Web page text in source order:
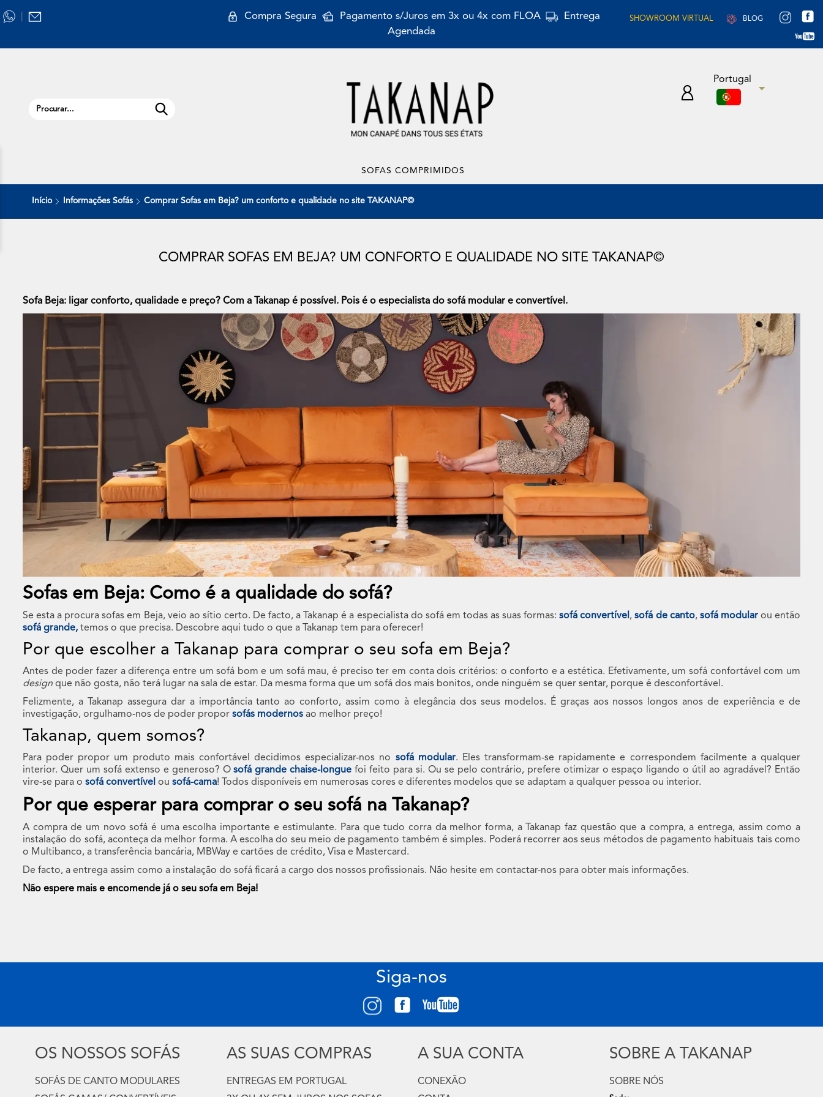
Compra Segura Pagamento s/Juros em 3x ou 4x com FLOA
Entrega
Agendada
SHOWROOM VIRTUAL BLOG
Portugal
SOFAS COMPRIMIDOS
Início Informações Sofás Comprar Sofas em Beja? um conforto e qualidade no site TAKANAP©
COMPRAR SOFAS EM BEJA? UM CONFORTO E QUALIDADE NO SITE TAKANAP©
Sofa Beja: ligar conforto, qualidade e preço? Com a Takanap é possível. Pois é o especialista do sofá modular e convertível.
Sofas em Beja: Como é a qualidade do sofá?
Se esta a procura sofas em Beja, veio ao sítio certo. De facto, a Takanap é a especialista do sofá em todas as suas formas:sofá convertível ,sofá de canto, sofá modularou então
sofá grande, temos o que precisa. Descobre aqui tudo o que a Takanap tem para oferecer!
Por que escolher a Takanap para comprar o seu sofa em Beja?
Antes de poder fazer a diferença entre um sofá bom e um sofá mau, é preciso ter em conta dois critérios: o conforto e a estética. Efetivamente, um sofá confortável com um
design que não gosta, não terá lugar na sala de estar. Da mesma forma que um sofá dos mais bonitos, onde ninguém se quer sentar, porque é desconfortável.
Felizmente, a Takanap assegura dar a importância tanto ao conforto, assim como à elegância dos seus modelos. É graças aos nossos longos anos de experiência e de
investigação, orgulhamo-nos de poder propor sofás modernos ao melhor preço!
Takanap, quem somos?
Para poder propor um produto mais confortável decidimos especializar-nos no sofá modular. Eles transformam-se rapidamente e correspondem facilmente a qualquer
interior. Quer um sofá extenso e generoso? Osofá grande chaise-longue foi feito para si. Ou se pelo contrário, prefere otimizar o espaço ligando o útil ao agradável? Então
vire-se para o sofá convertível ou sofá-cama! Todos disponíveis em numerosas cores e diferentes modelos que se adaptam a qualquer pessoa ou interior.
Por que esperar para comprar o seu sofá na Takanap?
A compra de um novo sofá é uma escolha importante e estimulante. Para que tudo corra da melhor forma, a Takanap faz questão que a compra, a entrega, assim como a
instalação do sofá, aconteça da melhor forma. A escolha do seu meio de pagamento também é simples. Poderá recorrer aos seus métodos de pagamento habituais tais como
o Multibanco, a transferência bancária, MBWay e cartões de crédito, Visa e Mastercard.
De facto, a entrega assim como a instalação do sofá ficará a cargo dos nossos profissionais. Não hesite em contactar-nos para obter mais informações.
Não espere mais e encomende já o seu sofa em Beja!
Siga-nos
OS NOSSOS SOFÁS
SOFÁS DE CANTO MODULARES
AS SUAS COMPRAS
ENTREGAS EM PORTUGAL
A SUA CONTA
CONEXÃO
SOBRE A TAKANAP
SOBRE NÓS